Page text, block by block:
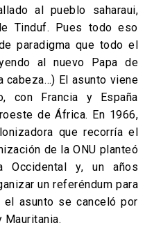
al pueblo saharaui,
Tinduf. Pues todo eso
paradigma que todo el
al nuevo Papa de
cabeza…) El asunto viene
con Francia y España
de África. En 1966,
que recorría el
de la ONU planteó
Occidental y, un años
un referéndum para
el asunto se canceló por